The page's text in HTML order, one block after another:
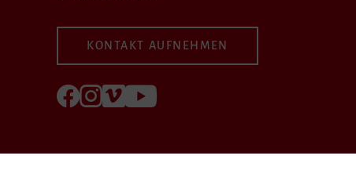
KONTAKT AUFNEHMEN
Folgen Sie uns auf Facebook
Folgen Sie uns auf Instagram
Besuchen Sie uns bei Vimeo
Besuchen Sie uns bei youtube